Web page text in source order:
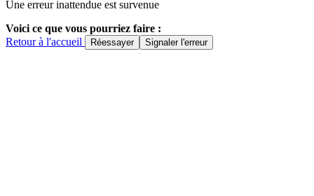
Une erreur inattendue est survenue
Voici ce que vous pourriez faire :
Retour à l'accueil
Réessayer Signaler l'erreur